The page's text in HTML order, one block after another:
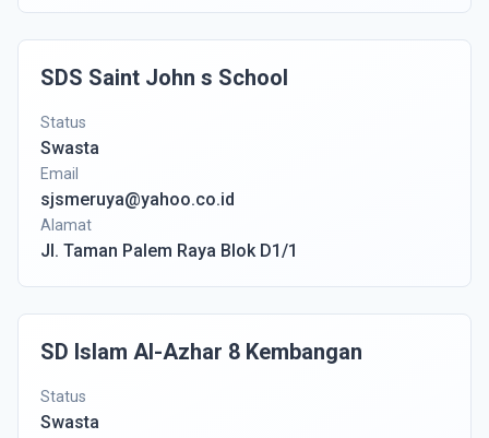
SDS Saint John s School
Status
Swasta
Email
sjsmeruya@yahoo.co.id
Alamat
Jl. Taman Palem Raya Blok D1/1
SD Islam Al-Azhar 8 Kembangan
Status
Swasta